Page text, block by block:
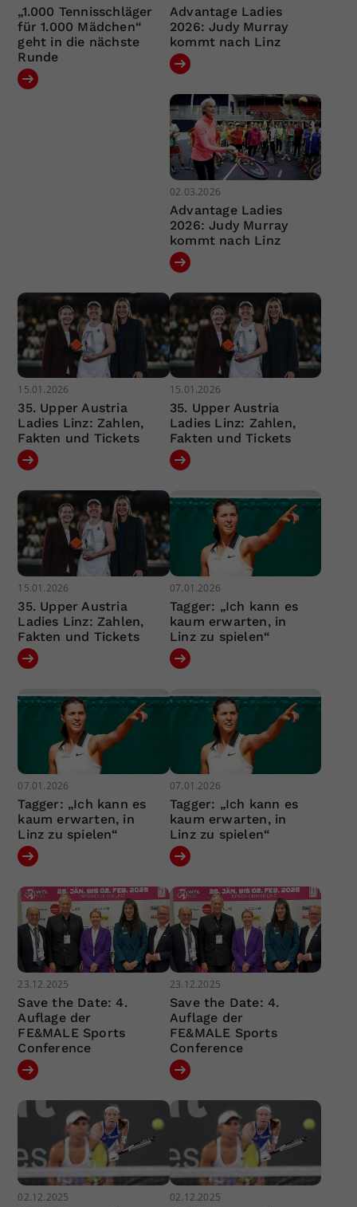
„1.000 Tennisschläger
für 1.000 Mädchen“
geht in die nächste
Runde
Advantage Ladies
2026: Judy Murray
kommt nach Linz
02.03.2026
Advantage Ladies
2026: Judy Murray
kommt nach Linz
15.01.2026
35. Upper Austria
Ladies Linz: Zahlen,
Fakten und Tickets
15.01.2026
35. Upper Austria
Ladies Linz: Zahlen,
Fakten und Tickets
15.01.2026
35. Upper Austria
Ladies Linz: Zahlen,
Fakten und Tickets
07.01.2026
Tagger: „Ich kann es
kaum erwarten, in
Linz zu spielen“
07.01.2026
Tagger: „Ich kann es
kaum erwarten, in
Linz zu spielen“
07.01.2026
Tagger: „Ich kann es
kaum erwarten, in
Linz zu spielen“
23.12.2025
Save the Date: 4.
Auflage der
FE&MALE Sports
Conference
23.12.2025
Save the Date: 4.
Auflage der
FE&MALE Sports
Conference
02.12.2025 02.12.2025